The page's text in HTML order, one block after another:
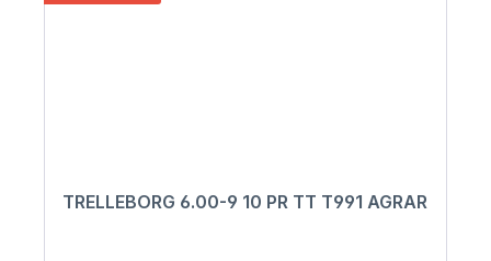
TRELLEBORG 6.00-9 10 PR TT T991 AGRAR